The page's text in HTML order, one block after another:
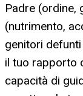
Padre (ordine,
(nutrimento,
genitori
il tuo rapporto
capacità di